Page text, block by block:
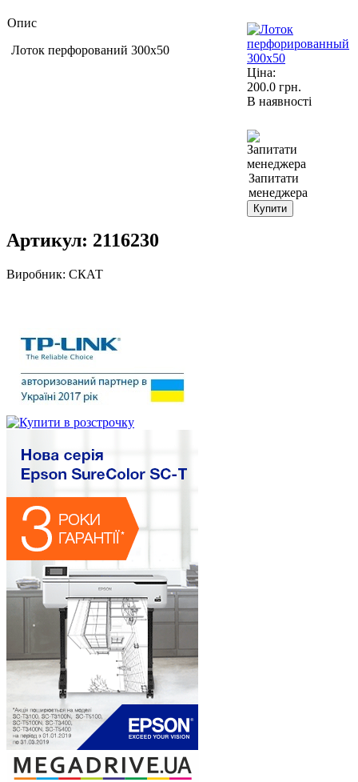
Опис
Лоток перфорований 300х50
Ціна:
200.0 грн.
В наявності
Запитати
менеджера
Купити
Артикул: 2116230
Виробник: СКАТ